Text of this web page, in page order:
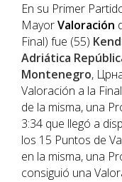
En su Primer
MayorValoración
Final) fue (55)
Adriática
Montenegro,
Valoración a la
de la misma, una
3:34 que llegó a
los 15 Puntos de
en la misma, una
consiguió una